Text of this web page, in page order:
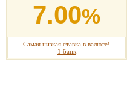
7.00%
Самая низкая ставка в валюте!
1 банк